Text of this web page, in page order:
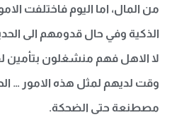
من المال، اما اليوم فاختلفت
الذكية وفي حال قدومهم الى
لا الاهل فهم منشغلون بتأمين
وقت لديهم لمثل هذه الامور …
مصطنعة حتى الضحكة.